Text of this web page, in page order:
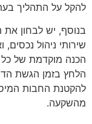
להקל על התהליך
בנוסף, יש לבחון את
שירותי ניהול
הכנה מוקדמת של
הלחץ בזמן הגשת
להקטנת החבות
מהשקעה.